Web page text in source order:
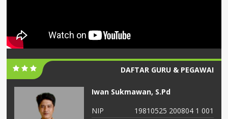
DAFTAR GURU & PEGAWAI
Dr. Abdillah Arif, M.Pd
NIP
19810523 200903 1 003